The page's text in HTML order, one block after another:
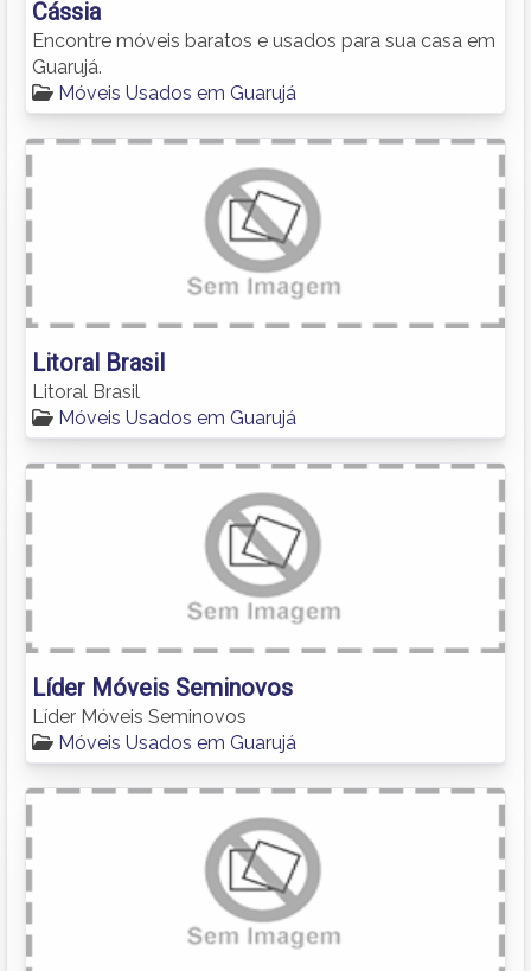
Cássia
Encontre móveis baratos e usados para sua casa em
Guarujá.
Móveis Usados em Guarujá
Litoral Brasil
Litoral Brasil
Móveis Usados em Guarujá
Líder Móveis Seminovos
Líder Móveis Seminovos
Móveis Usados em Guarujá